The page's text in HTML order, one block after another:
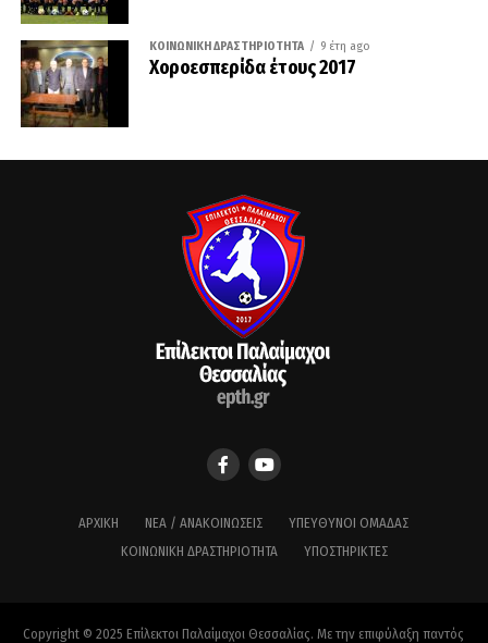
ΚΟΙΝΩΝΙΚΉ ΔΡΑΣΤΗΡΙΌΤΗΤΑ 9 έτη ago
Χοροεσπερίδα έτους 2017
ΑΡΧΙΚΉ ΝΈΑ / ΑΝΑΚΟΙΝΏΣΕΙΣ
ΥΠΕΎΘΥΝΟΙ ΟΜΆΔΑΣ
ΚΟΙΝΩΝΙΚΉ ΔΡΑΣΤΗΡΙΌΤΗΤΑ
ΥΠΟΣΤΗΡΙΚΤΈΣ
Copyright © 2025 Επίλεκτοι Παλαίμαχοι Θεσσαλίας. Με την επιφύλαξη παντός